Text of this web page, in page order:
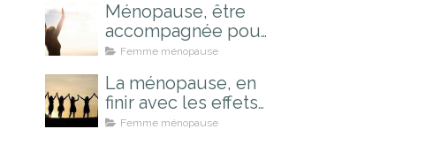
Ménopause, être
accompagnée pour
mieux la vivre
Femme ménopause
La ménopause, en
finir avec les effets
indésirables
Femme ménopause